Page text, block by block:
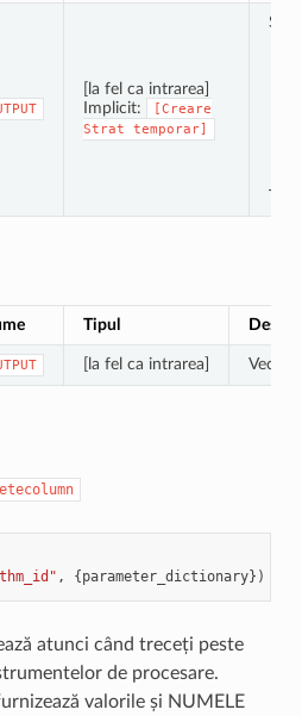
[la fel ca intrarea]
Implicit:
[Creare
Strat
temporar]
The
Tipul
[la fel ca intrarea] Vector
, {parameter_dictionary})
atunci când treceți peste
de procesare.
valorile și NUMELE